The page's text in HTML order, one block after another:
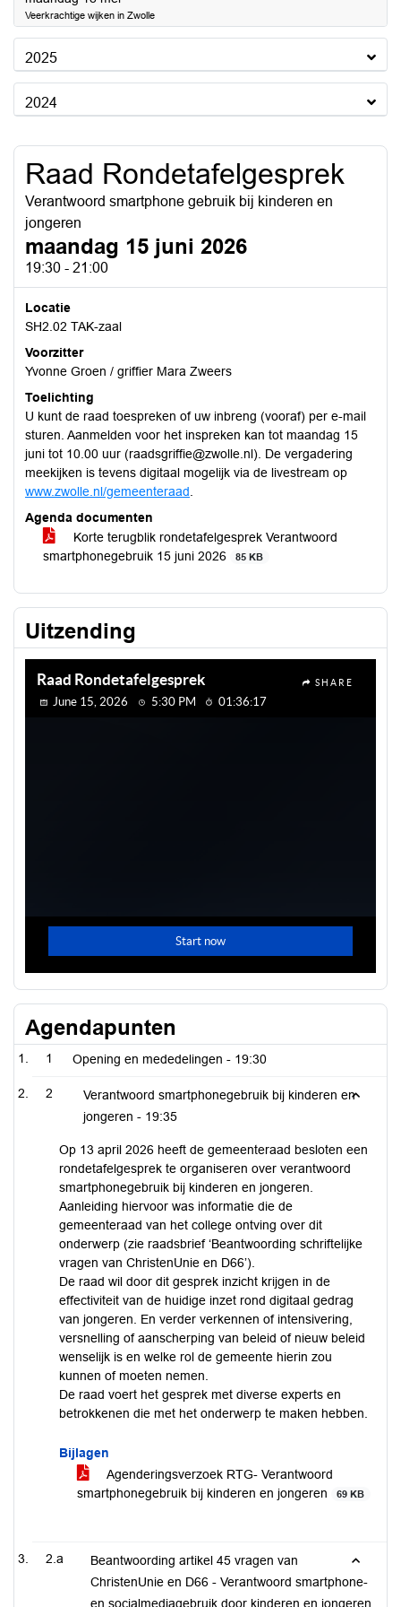
Veerkrachtige wijken in Zwolle
2025
2024
Raad Rondetafelgesprek
Verantwoord smartphone gebruik bij kinderen en
jongeren
maandag 15 juni 2026
19:30 - 21:00
Locatie
SH2.02 TAK-zaal
Voorzitter
Yvonne Groen / griffier Mara Zweers
Toelichting
U kunt de raad toespreken of uw inbreng (vooraf) per e-mail
sturen. Aanmelden voor het inspreken kan tot maandag 15
juni tot 10.00 uur (raadsgriffie@zwolle.nl). De vergadering
meekijken is tevens digitaal mogelijk via de livestream op
www.zwolle.nl/gemeenteraad
Agenda documenten
Korte terugblik rondetafelgesprek Verantwoord
smartphonegebruik 15 juni 2026
85 KB
Uitzending
Agendapunten
1 Opening en mededelingen - 19:30
2
Verantwoord smartphonegebruik bij kinderen en
jongeren - 19:35
Op 13 april 2026 heeft de gemeenteraad besloten een
rondetafelgesprek te organiseren over verantwoord
smartphonegebruik bij kinderen en jongeren.
Aanleiding hiervoor was informatie die de
gemeenteraad van het college ontving over dit
onderwerp (zie raadsbrief ‘Beantwoording schriftelijke
vragen van ChristenUnie en D66’).
De raad wil door dit gesprek inzicht krijgen in de
effectiviteit van de huidige inzet rond digitaal gedrag
van jongeren. En verder verkennen of intensivering,
versnelling of aanscherping van beleid of nieuw beleid
wenselijk is en welke rol de gemeente hierin zou
kunnen of moeten nemen.
De raad voert het gesprek met diverse experts en
betrokkenen die met het onderwerp te maken hebben.
Bijlagen
Agenderingsverzoek RTG- Verantwoord
smartphonegebruik bij kinderen en jongeren
69 KB
2.a
Beantwoording artikel 45 vragen van
ChristenUnie en D66 - Verantwoord smartphone-
en socialmediagebruik door kinderen en jongeren